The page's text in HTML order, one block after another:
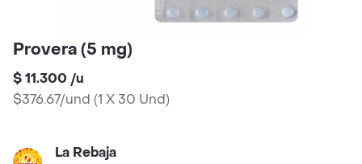
Provera (5 mg)
$ 11.300 /u
$376.67/und (1 X 30 Und)
La Rebaja